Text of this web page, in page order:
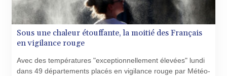
Sous une chaleur étouffante, la moitié des Français
en vigilance rouge
Avec des températures "exceptionnellement élevées" lundi
dans 49 départements placés en vigilance rouge par Météo-